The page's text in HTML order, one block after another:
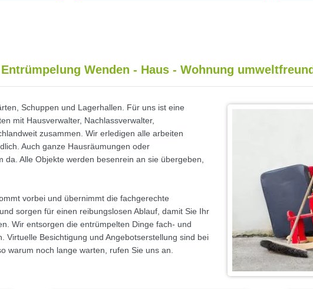
Wenden - Haus - Wohnung
Schuppen und Lagerhallen. Für uns ist eine
mit Hausverwalter, Nachlassverwalter,
zusammen. Wir erledigen alle arbeiten
Auch ganze Hausräumungen oder
Alle Objekte werden besenrein an sie übergeben,
vorbei und übernimmt die fachgerechte
sorgen für einen reibungslosen Ablauf, damit Sie Ihr
Wir entsorgen die entrümpelten Dinge fach- und
Virtuelle Besichtigung und Angebotserstellung sind bei
warum noch lange warten, rufen Sie uns an.